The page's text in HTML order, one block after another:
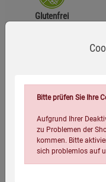
Glutenfrei
Bio-Kelp
** aus kontrolliert
Täglich 1 Pressling
Bitte prüfen Sie Ihre
Aufgrund Ihrer
zu Problemen der
kommen. Bitte
sich problemlos auf